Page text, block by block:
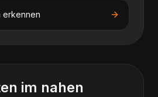
erkennen
im nahen